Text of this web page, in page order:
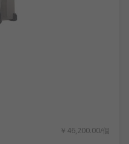
￥46,200.00/個